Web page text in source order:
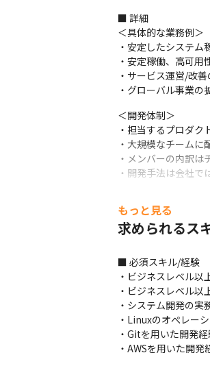
■ 詳細
＜具体的な業務例＞
・安定したシステム
・安定稼働、高可
・サービス運営/改
・グローバル事業
＜開発体制＞
・担当するプロダ
・大規模なチーム
・メンバーの内訳
・開発手法は会社
・ほとんどのメンバ
Meet、Zoomを用い
・朝会、夕会をして
・チームによっては
＜入社後の流れ＞
・希望状況に合った
■ この仕事の面白み
・これからau関連事
もっと見る
求められるス
■ 必須スキル/経験
・ビジネスレベル以
・ビジネスレベル以
・システム開発の実
・Linuxのオぺレー
・Gitを用いた開発
・AWSを用いた開発